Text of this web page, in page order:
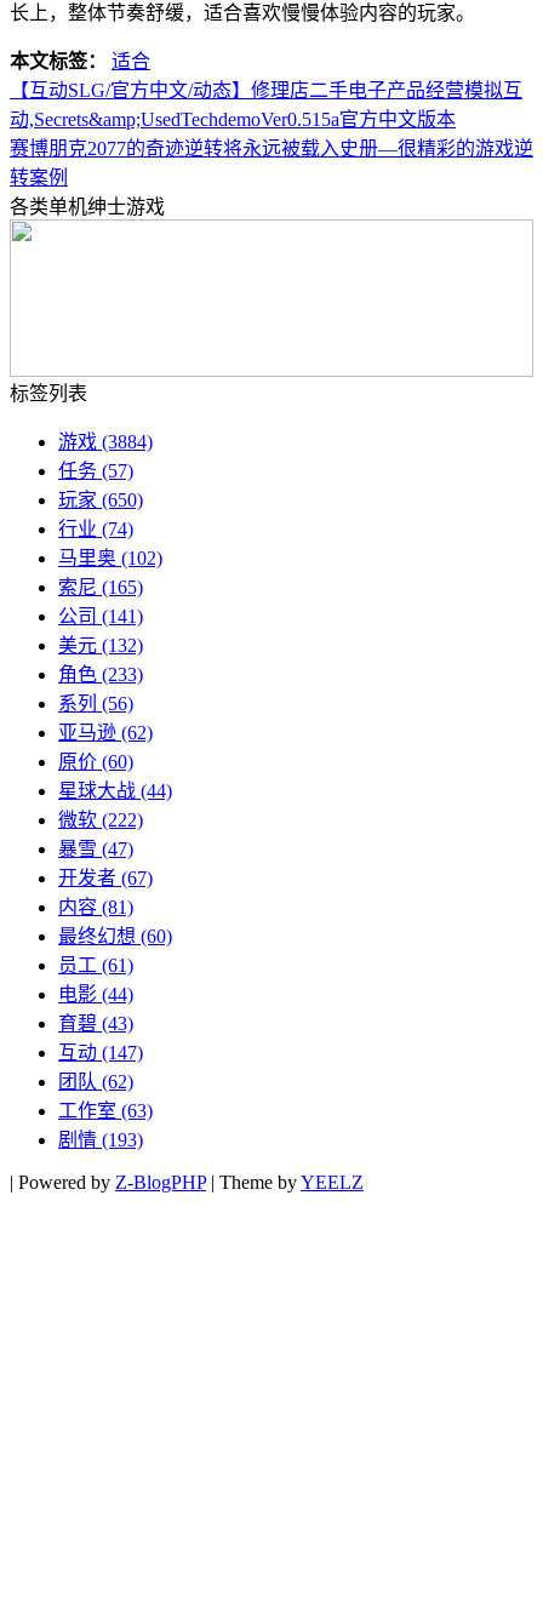
长上，整体节奏舒缓，适合喜欢慢慢体验内容的玩家。
本文标签：
适合
【互动SLG/官方中文/动态】修理店二手电子产品经营模拟互
动,Secrets&amp;UsedTechdemoVer0.515a官方中文版本
赛博朋克2077的奇迹逆转将永远被载入史册—很精彩的游戏逆
转案例
各类单机绅士游戏
标签列表
游戏 (3884)
任务 (57)
玩家 (650)
行业 (74)
马里奥 (102)
索尼 (165)
公司 (141)
美元 (132)
角色 (233)
系列 (56)
亚马逊 (62)
原价 (60)
星球大战 (44)
微软 (222)
暴雪 (47)
开发者 (67)
内容 (81)
最终幻想 (60)
员工 (61)
电影 (44)
育碧 (43)
互动 (147)
团队 (62)
工作室 (63)
剧情 (193)
| Powered by Z-BlogPHP | Theme byYEELZ